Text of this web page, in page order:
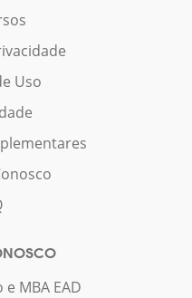
Uso
MBA EAD